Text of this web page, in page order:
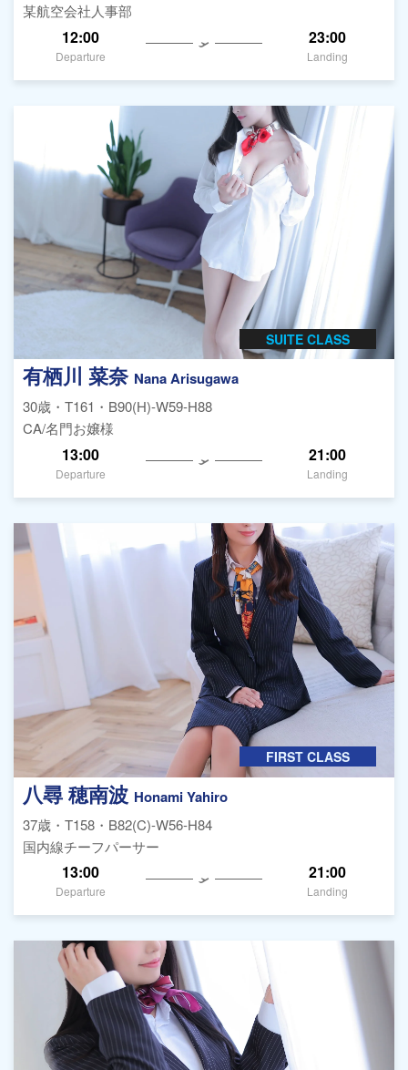
某航空会社人事部
12:00
Departure
23:00
Landing
SUITE CLASS
有栖川 菜奈 Nana Arisugawa
30歳・T161・B90(H)-W59-H88
CA/名門お嬢様
13:00
Departure
21:00
Landing
FIRST CLASS
八尋 穂南波 Honami Yahiro
37歳・T158・B82(C)-W56-H84
国内線チーフパーサー
13:00
Departure
21:00
Landing